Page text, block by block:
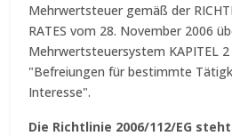
Mehrwertsteuer gemäß der
RATES vom 28. November 2006
Mehrwertsteuersystem KAPITEL
"Befreiungen für bestimmte
Interesse".
Die Richtlinie 2006/112/EG